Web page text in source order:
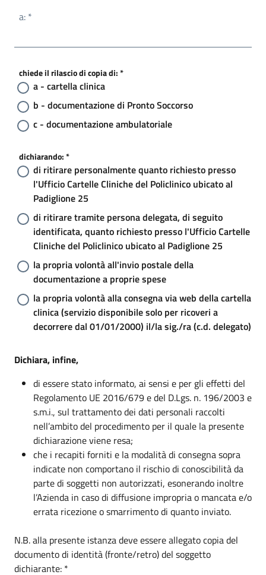
a: *
chiede il rilascio di copia di: *
a - cartella clinica
b - documentazione di Pronto Soccorso
c - documentazione ambulatoriale
dichiarando: *
di ritirare personalmente quanto richiesto presso
l'Ufficio Cartelle Cliniche del Policlinico ubicato al
Padiglione 25
di ritirare tramite persona delegata, di seguito
identificata, quanto richiesto presso l'Ufficio Cartelle
Cliniche del Policlinico ubicato al Padiglione 25
la propria volontà all'invio postale della
documentazione a proprie spese
la propria volontà alla consegna via web della cartella
clinica (servizio disponibile solo per ricoveri a
decorrere dal 01/01/2000) il/la sig./ra (c.d. delegato)
Dichiara, infine,
di essere stato informato, ai sensi e per gli effetti del
Regolamento UE 2016/679 e del D.Lgs. n. 196/2003 e
s.m.i., sul trattamento dei dati personali raccolti
nell’ambito del procedimento per il quale la presente
dichiarazione viene resa;
che i recapiti forniti e la modalità di consegna sopra
indicate non comportano il rischio di conoscibilità da
parte di soggetti non autorizzati, esonerando inoltre
l’Azienda in caso di diffusione impropria o mancata e/o
errata ricezione o smarrimento di quanto inviato.
N.B. alla presente istanza deve essere allegato copia del
documento di identità (fronte/retro) del soggetto
dichiarante: *